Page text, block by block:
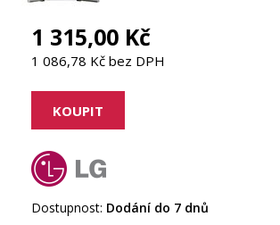
1 315,00 Kč
1 086,78 Kč bez DPH
Dostupnost: Dodání do 7 dnů